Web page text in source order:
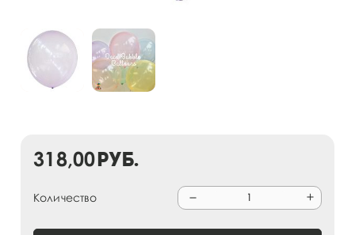
318,00руб.
Количество